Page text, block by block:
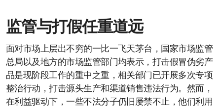
监管与打假任重道远
面对市场上层出不穷的一比一飞天茅台，国家市场监管
总局以及地方的市场监管部门均表示，打击假冒伪劣产
品是现阶段工作的重中之重，相关部门已开展多次专项
整治行动，打击源头生产和渠道销售违法行为。然而，
在利益驱动下，一些不法分子仍旧屡禁不止，他们利用